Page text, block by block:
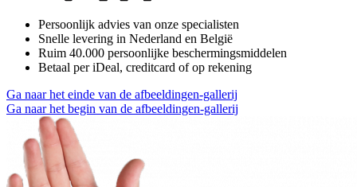
Persoonlijk advies van onze specialisten
Snelle levering in Nederland en België
Ruim 40.000 persoonlijke beschermingsmiddelen
Betaal per iDeal, creditcard of op rekening
Ga naar het einde van de afbeeldingen-gallerij
Ga naar het begin van de afbeeldingen-gallerij